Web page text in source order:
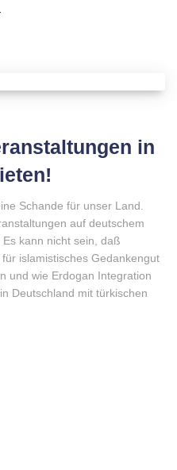
in
Schande für unser Land.
auf deutschem
kann nicht sein, daß
islamistisches Gedankengut
und wie Erdogan Integration
Deutschland mit türkischen